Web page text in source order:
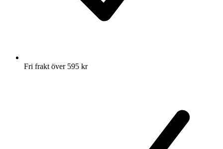
Fri frakt över 595 kr